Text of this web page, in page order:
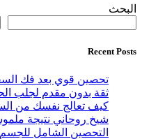
البحث
Recent Posts
تحصين قوي بعد فك
ثقة بدون مقدم لجلب
كيف تعالج نفسك من
شيخ روحاني نتيجة
التحصين الشامل